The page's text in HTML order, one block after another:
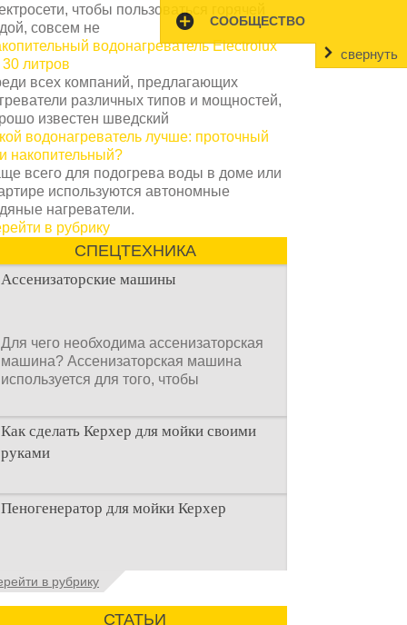
СООБЩЕСТВО
свернуть
чтобы пользоваться горячей
совсем не
водонагреватель Electrolux
30 литров
всех компаний, предлагающих
различных типов и мощностей,
известен шведский
водонагреватель лучше: проточный
накопительный?
всего для подогрева воды в доме или
используются автономные
нагреватели.
в рубрику
СПЕЦТЕХНИКА
Ассенизаторские машины
Для чего необходима ассенизаторская
машина? Ассенизаторская машина
используется для того, чтобы
Как сделать Керхер для мойки своими
руками
Общие сведения о мойках высокого
давления Мойка высокого давления –
Пеногенератор для мойки Керхер
Общие сведения Пеногенератор для
мойки керхер – это устройство высокого
давления, которое
в рубрику
СТАТЬИ